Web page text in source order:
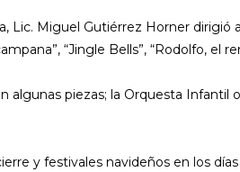
Lic. Miguel Gutiérrez Horner dirigió
“Jingle Bells”, “Rodolfo, el
piezas; la Orquesta Infantil
y festivales navideños en los